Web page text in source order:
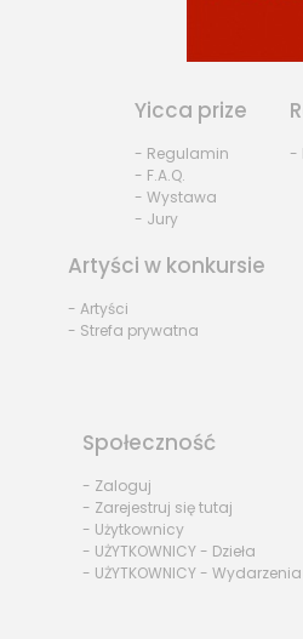
Yicca prize
- Regulamin
- F.A.Q.
- Wystawa
- Jury
-
Artyści w konkursie
- Artyści
- Strefa prywatna
Społeczność
- Zaloguj
- Zarejestruj się tutaj
- Użytkownicy
- UŻYTKOWNICY - Dzieła
- UŻYTKOWNICY - Wydarzenia